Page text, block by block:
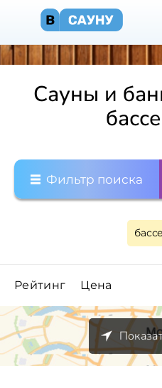
Сауны и
Фильтр поиска
Рейтинг Цена